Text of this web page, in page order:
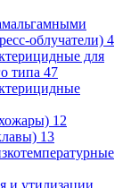
облучатели) 4
для
типа 47
12
13
и утилизации